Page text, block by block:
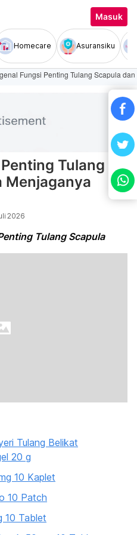
Masuk
Homecare Asuransiku
Fungsi Penting Tulang Scapula
Tulang
Menjaganya
2026
Tulang Scapula
Tulang Belikat
20 g
10 Kaplet
10 Patch
10 Tablet